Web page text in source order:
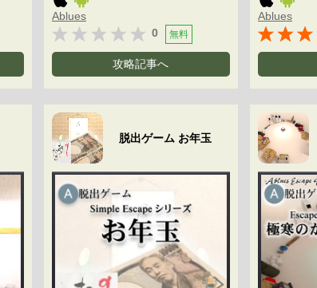
Ablues
0
無料
攻略記事へ
Ablues
脱出ゲーム お年玉